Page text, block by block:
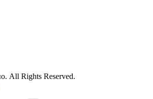
All Rights Reserved.